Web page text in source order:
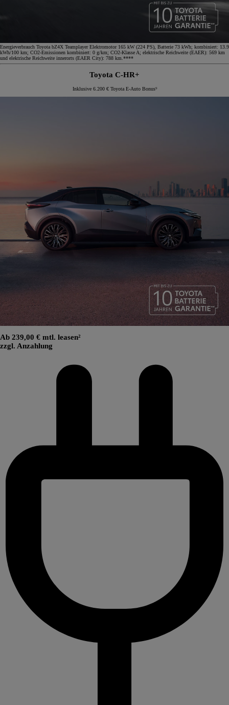
Energieverbrauch Toyota bZ4X Teamplayer Elektromotor 165 kW (224 PS), Batterie 73 kWh; kombiniert: 13.9
kWh/100 km; CO2-Emissionen kombiniert: 0 g/km; CO2-Klasse A; elektrische Reichweite (EAER): 569 km
und elektrische Reichweite innerorts (EAER City): 788 km.****
Toyota C-HR+
Inklusive 6.200 € Toyota E-Auto Bonus⁹
Ab 239,00 € mtl. leasen²
zzgl. Anzahlung